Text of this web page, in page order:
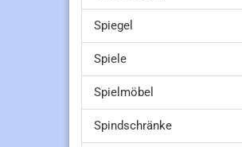
Spiegel
Spiele
Spielmöbel
Spindschränke